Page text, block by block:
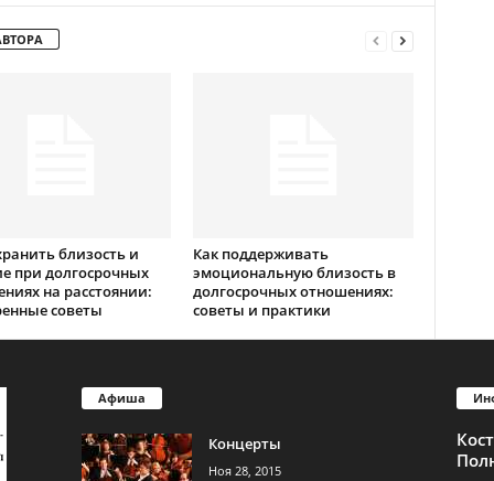
близость и
при долгосрочных
на расстоянии:
советы
Как поддерживать
эмоциональную близость в
долгосрочных отношениях:
советы и практики
Афиша
Концерты
Ноя 28, 2015